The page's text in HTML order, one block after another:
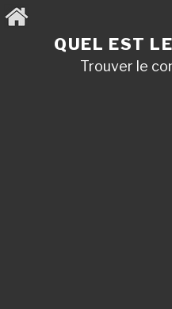
Aller
au
QUEL EST
Trouver le